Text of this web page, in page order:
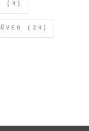
(4)
ÜVEG (24)